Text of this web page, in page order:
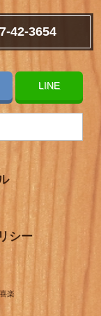
42-3654
LINE
シー
楽